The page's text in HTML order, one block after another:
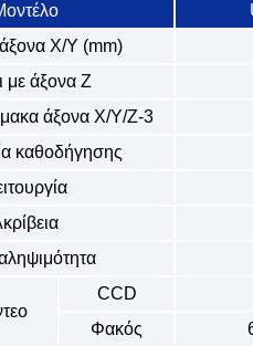
άξονα X/Y (mm)
με άξονα Z
άξονα Χ/Υ/Ζ-3
καθοδήγησης
CCD
Φακός